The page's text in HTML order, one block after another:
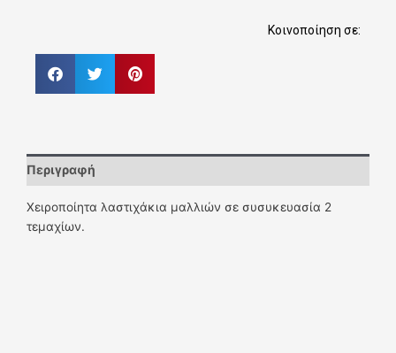
Κοινοποίηση σε:
Περιγραφή
Χειροποίητα λαστιχάκια μαλλιών σε συσυκευασία 2
τεμαχίων.